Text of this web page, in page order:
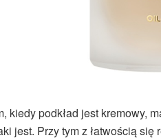
kiedy podkład jest kremowy,
jest. Przy tym z łatwością